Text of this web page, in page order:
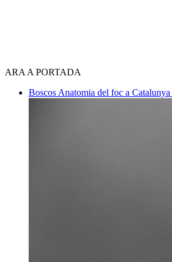
ARA A PORTADA
Boscos Anatomia del foc a Catalunya